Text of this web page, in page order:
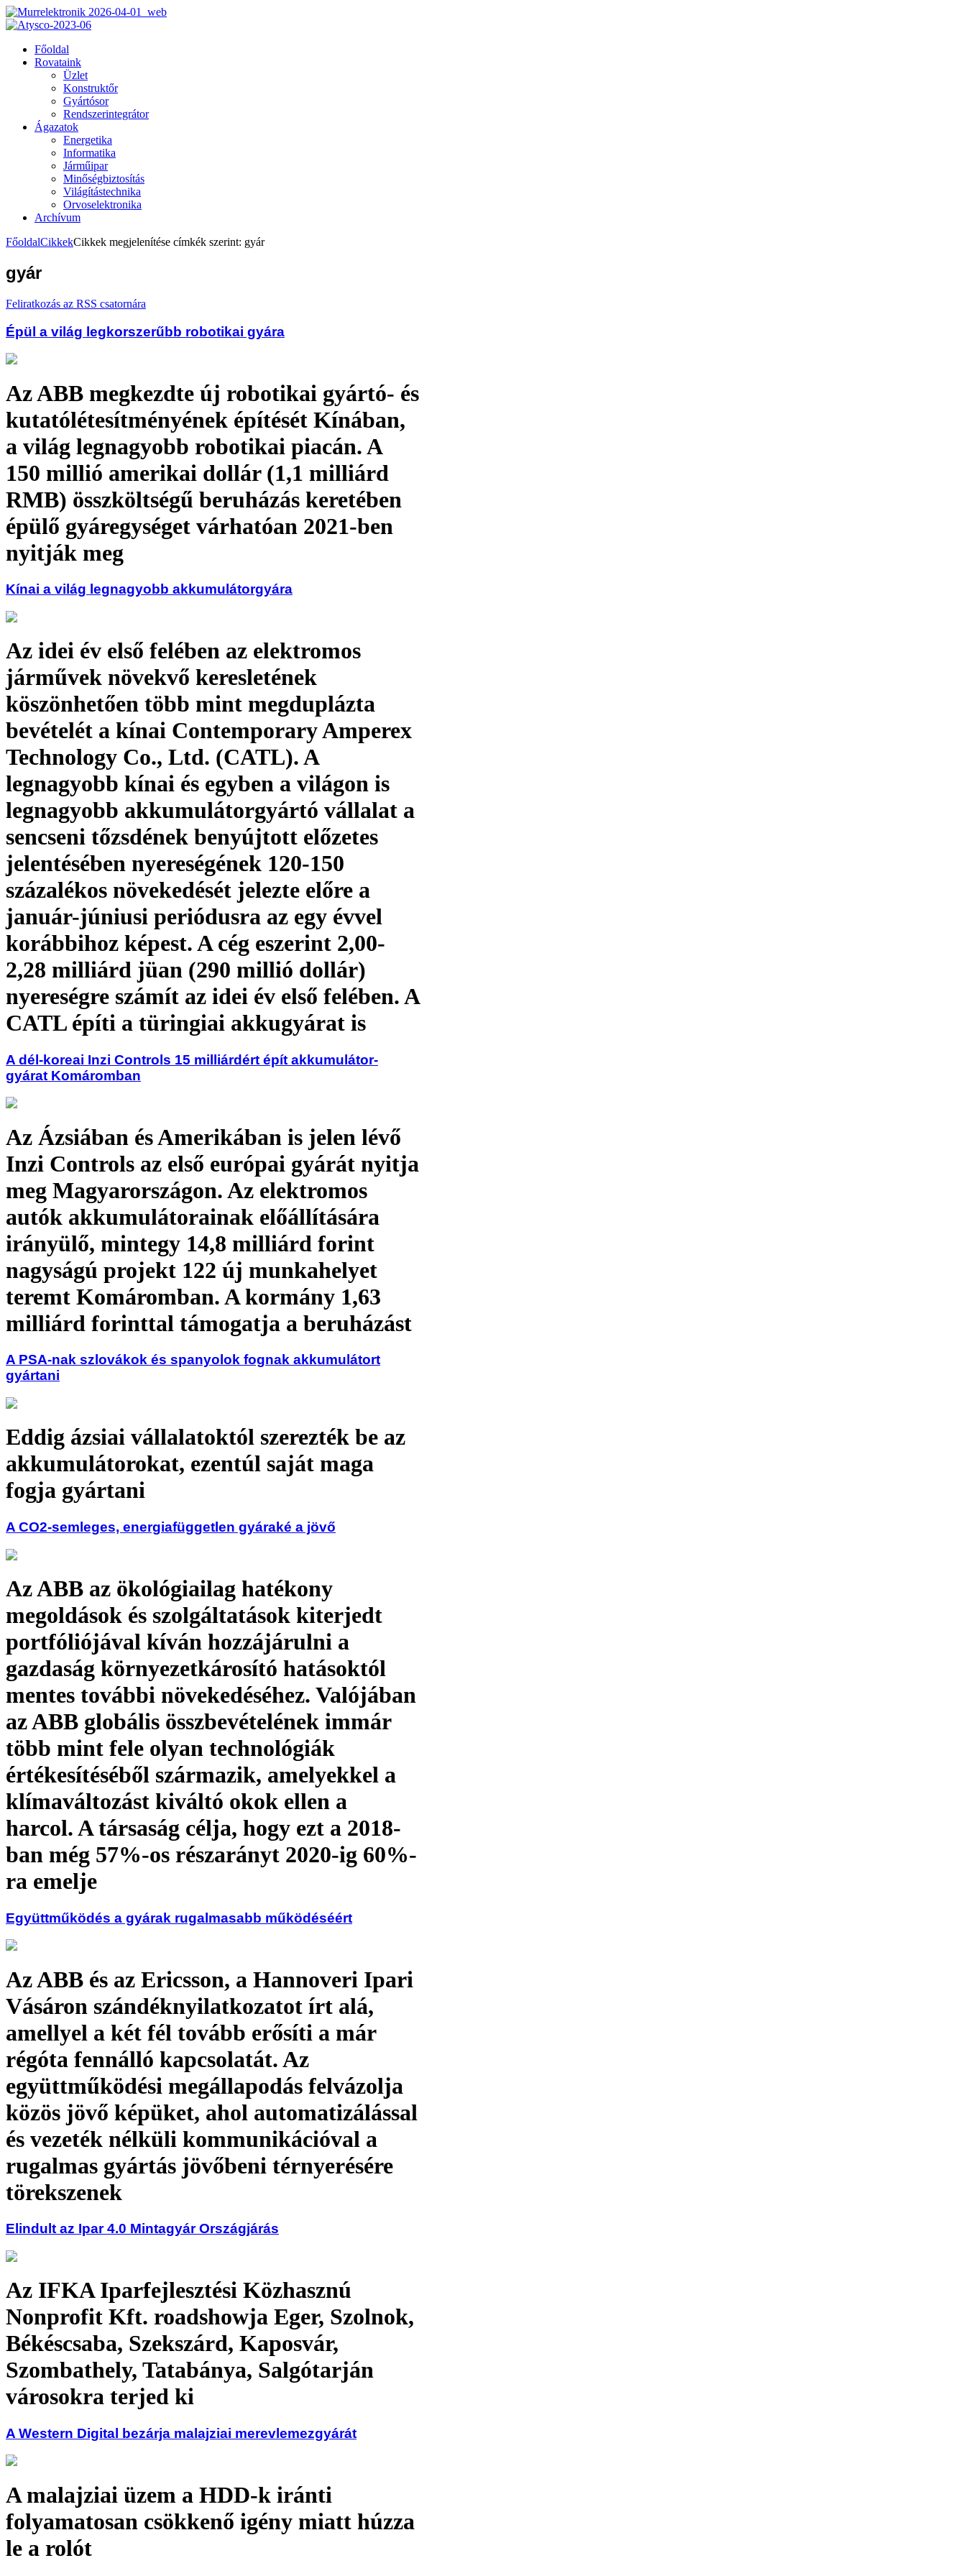
Főoldal
Rovataink
Üzlet
Konstruktőr
Gyártósor
Rendszerintegrátor
Ágazatok
Energetika
Informatika
Járműipar
Minőségbiztosítás
Világítástechnika
Orvoselektronika
Archívum
FőoldalCikkekCikkek megjelenítése címkék szerint: gyár
gyár
Feliratkozás az RSS csatornára
Épül a világ legkorszerűbb robotikai gyára
Az ABB megkezdte új robotikai gyártó- és
kutatólétesítményének építését Kínában,
a világ legnagyobb robotikai piacán. A
150 millió amerikai dollár (1,1 milliárd
RMB) összköltségű beruházás keretében
épülő gyáregységet várhatóan 2021-ben
nyitják meg
Kínai a világ legnagyobb akkumulátorgyára
Az idei év első felében az elektromos
járművek növekvő keresletének
köszönhetően több mint megduplázta
bevételét a kínai Contemporary Amperex
Technology Co., Ltd. (CATL). A
legnagyobb kínai és egyben a világon is
legnagyobb akkumulátorgyártó vállalat a
sencseni tőzsdének benyújtott előzetes
jelentésében nyereségének 120-150
százalékos növekedését jelezte előre a
január-júniusi periódusra az egy évvel
korábbihoz képest. A cég eszerint 2,00-
2,28 milliárd jüan (290 millió dollár)
nyereségre számít az idei év első felében. A
CATL építi a türingiai akkugyárat is
A dél-koreai Inzi Controls 15 milliárdért épít akkumulátor-
gyárat Komáromban
Az Ázsiában és Amerikában is jelen lévő
Inzi Controls az első európai gyárát nyitja
meg Magyarországon. Az elektromos
autók akkumulátorainak előállítására
irányülő, mintegy 14,8 milliárd forint
nagyságú projekt 122 új munkahelyet
teremt Komáromban. A kormány 1,63
milliárd forinttal támogatja a beruházást
A PSA-nak szlovákok és spanyolok fognak akkumulátort
gyártani
Eddig ázsiai vállalatoktól szerezték be az
akkumulátorokat, ezentúl saját maga
fogja gyártani
A CO2-semleges, energiafüggetlen gyáraké a jövő
Az ABB az ökológiailag hatékony
megoldások és szolgáltatások kiterjedt
portfóliójával kíván hozzájárulni a
gazdaság környezetkárosító hatásoktól
mentes további növekedéséhez. Valójában
az ABB globális összbevételének immár
több mint fele olyan technológiák
értékesítéséből származik, amelyekkel a
klímaváltozást kiváltó okok ellen a
harcol. A társaság célja, hogy ezt a 2018-
ban még 57%-os részarányt 2020-ig 60%-
ra emelje
Együttműködés a gyárak rugalmasabb működéséért
Az ABB és az Ericsson, a Hannoveri Ipari
Vásáron szándéknyilatkozatot írt alá,
amellyel a két fél tovább erősíti a már
régóta fennálló kapcsolatát. Az
együttműködési megállapodás felvázolja
közös jövő képüket, ahol automatizálással
és vezeték nélküli kommunikációval a
rugalmas gyártás jövőbeni térnyerésére
törekszenek
Elindult az Ipar 4.0 Mintagyár Országjárás
Az IFKA Iparfejlesztési Közhasznú
Nonprofit Kft. roadshowja Eger, Szolnok,
Békéscsaba, Szekszárd, Kaposvár,
Szombathely, Tatabánya, Salgótarján
városokra terjed ki
A Western Digital bezárja malajziai merevlemezgyárát
A malajziai üzem a HDD-k iránti
folyamatosan csökkenő igény miatt húzza
le a rolót